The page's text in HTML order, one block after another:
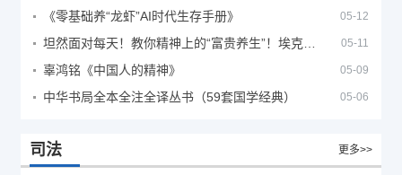
《零基础养“龙虾”AI时代生存手册》 05-12
05-11
辜鸿铭《中国人的精神》 05-09
中华书局全本全注全译丛书（59套国学经典） 05-06
司法 更多>>